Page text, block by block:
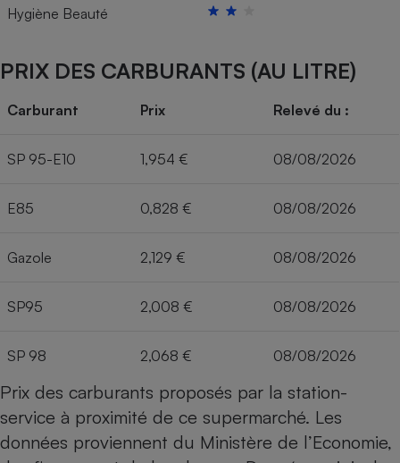
Hygiène Beauté
PRIX DES CARBURANTS (AU LITRE)
Carburant Prix Relevé du :
SP 95-E10 1,954 € 08/08/2026
E85 0,828 € 08/08/2026
Gazole 2,129 € 08/08/2026
SP95 2,008 € 08/08/2026
SP 98 2,068 € 08/08/2026
Prix des carburants proposés par la station-
service à proximité de ce supermarché. Les
données proviennent du Ministère de l’Economie,